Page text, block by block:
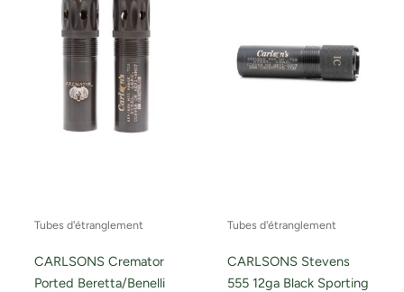
Tubes d'étranglement
CARLSONS Cremator
Ported Beretta/Benelli
Tubes d'étranglement
CARLSONS Stevens
555 12ga Black Sporting